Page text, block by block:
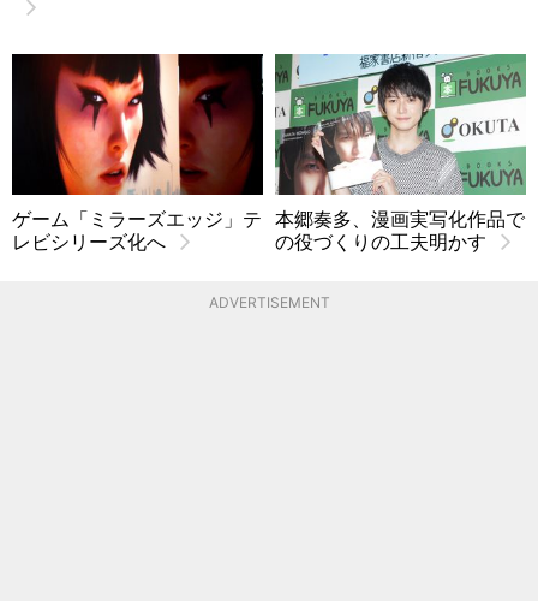
ゲーム「ミラーズエッジ」テ
レビシリーズ化へ
本郷奏多、漫画実写化作品で
の役づくりの工夫明かす
ADVERTISEMENT